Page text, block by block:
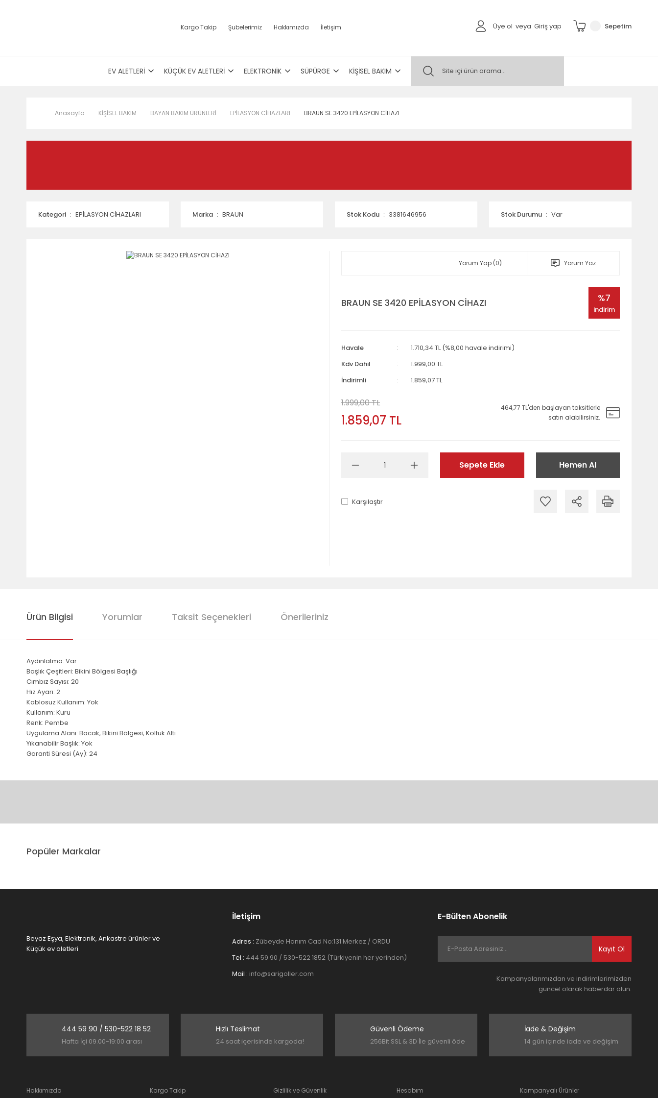
Kargo Takip Şubelerimiz Hakkımızda İletişim Üye ol veya Giriş yap Sepetim
EV ALETLERİ KÜÇÜK EV ALETLERİ ELEKTRONİK SÜPÜRGE KİŞİSEL BAKIM
Anasayfa KİŞİSEL BAKIM BAYAN BAKIM ÜRÜNLERİ EPİLASYON CİHAZLARI BRAUN SE 3420 EPİLASYON CİHAZI
Kategori EPİLASYON CİHAZLARI Marka BRAUN Stok Kodu 3381646956 Stok Durumu Var
Yorum Yap (0) Yorum Yaz
BRAUN SE 3420 EPİLASYON CİHAZI %7
indirim
Havale
1.710,34 TL (%8,00 havale indirimi)
Kdv Dahil
1.999,00 TL
İndirimli
1.859,07 TL
1.999,00 TL
1.859,07 TL
464,77 TL'den başlayan taksitlerle
satın alabilirsiniz.
Sepete Ekle Hemen Al
Karşılaştır
Ürün Bilgisi Yorumlar Taksit Seçenekleri Önerileriniz
Aydınlatma: Var
Başlık Çeşitleri: Bikini Bölgesi Başlığı
Cımbız Sayısı: 20
Hız Ayarı: 2
Kablosuz Kullanım: Yok
Kullanım: Kuru
Renk: Pembe
Uygulama Alanı: Bacak, Bikini Bölgesi, Koltuk Altı
Yıkanabilir Başlık: Yok
Garanti Süresi (Ay): 24
Ürün açıklamasında eksik bilgiler bulunuyor.
Popüler Markalar
Beyaz Eşya, Elektronik, Ankastre ürünler ve
Küçük ev aletleri
İletişim
Adres : Zübeyde Hanım Cad No:131 Merkez / ORDU
Tel : 444 59 90 / 530-522 1852 (Türkiyenin her yerinden)
Mail : info@sarigoller.com
E-Bülten Abonelik
Kayıt Ol
Kampanyalarımızdan ve indirimlerimizden
güncel olarak haberdar olun.
444 59 90 / 530-522 18 52
Hafta İçi 09.00-19:00 arası
Hızlı Teslimat
24 saat içerisinde kargoda!
Güvenli Ödeme
256Bit SSL & 3D İle güvenli öde
İade & Değişim
14 gün içinde iade ve değişim
Hakkımızda Kargo Takip Gizlilik ve Güvenlik Hesabım Kampanyalı Ürünler